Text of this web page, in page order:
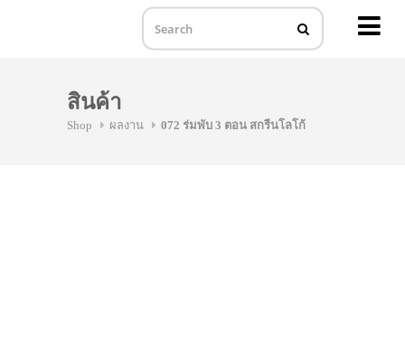
สินค้า
Shop ผลงาน 072 ร่มพับ 3 ตอน สกรีนโลโก้